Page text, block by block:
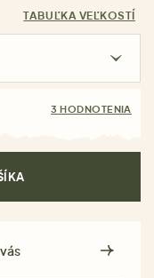
TABUĽKA VEĽKOSTÍ
3 HODNOTENIA